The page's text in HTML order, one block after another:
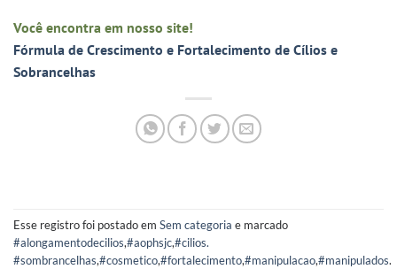
Você encontra em nosso site!
Fórmula de Crescimento e Fortalecimento de Cílios e
Sobrancelhas
Esse registro foi postado em Sem categoria e marcado
#alongamentodecilios,#aophsjc,#cilios.
#sombrancelhas,#cosmetico,#fortalecimento,#manipulacao,#manipulados.